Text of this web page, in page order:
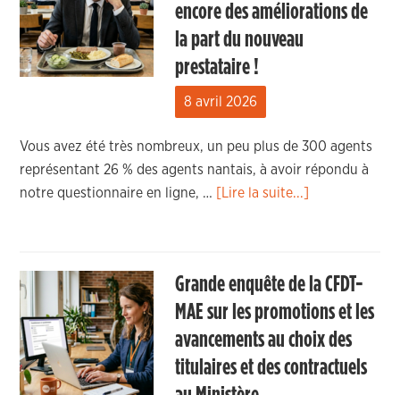
encore des améliorations de
la part du nouveau
prestataire !
8 avril 2026
Vous avez été très nombreux, un peu plus de 300 agents
représentant 26 % des agents nantais, à avoir répondu à
notre questionnaire en ligne, …
[Lire la suite...]
Grande enquête de la CFDT-
MAE sur les promotions et les
avancements au choix des
titulaires et des contractuels